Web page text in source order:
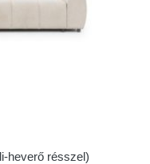
heverő résszel)